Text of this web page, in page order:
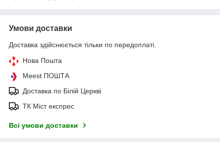
Умови доставки
Доставка здійснюється тільки по передоплаті.
Нова Пошта
Meest ПОШТА
Доставка по Білій Церкві
ТК Міст експрес
Всі умови доставки